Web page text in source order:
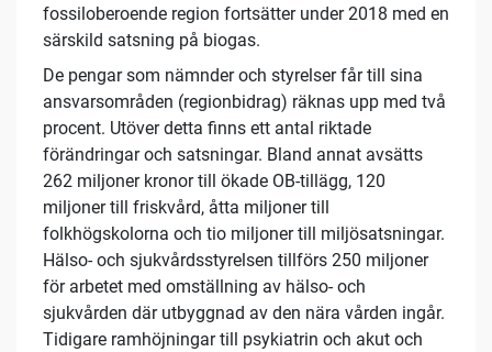
fossiloberoende region fortsätter under 2018 med en
särskild satsning på biogas.
De pengar som nämnder och styrelser får till sina
ansvarsområden (regionbidrag) räknas upp med två
procent. Utöver detta finns ett antal riktade
förändringar och satsningar. Bland annat avsätts
262 miljoner kronor till ökade OB-tillägg, 120
miljoner till friskvård, åtta miljoner till
folkhögskolorna och tio miljoner till miljösatsningar.
Hälso- och sjukvårdsstyrelsen tillförs 250 miljoner
för arbetet med omställning av hälso- och
sjukvården där utbyggnad av den nära vården ingår.
Tidigare ramhöjningar till psykiatrin och akut och